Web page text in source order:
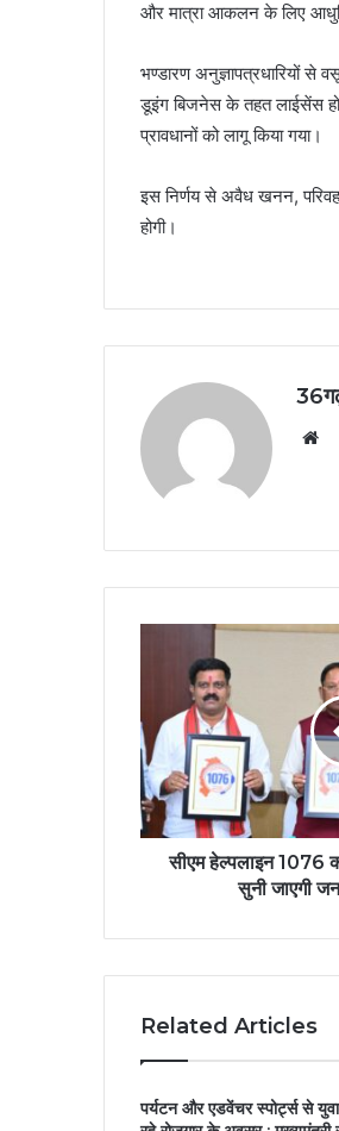
और मात्रा आकलन के लिए
भण्डारण अनुज्ञापत्रधारियों से
डूइंग बिजनेस के तहत लाईसेंस
प्रावधानों को लागू किया गया।
इस निर्णय से अवैध खनन, परिवहन
होगी।
सीएम हेल्पलाइन 1076
सुनी जाएगी
Related Articles
पर्यटन और एडवेंचर स्पोर्ट्स से